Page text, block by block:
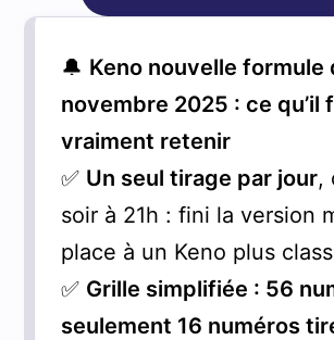
🔔 Keno nouvelle formule
novembre 2025 : ce qu’il
vraiment retenir
✅ Un seul tirage par jour,
soir à 21h : fini la version
place à un Keno plus
✅ Grille simplifiée : 56
seulement 16 numéros